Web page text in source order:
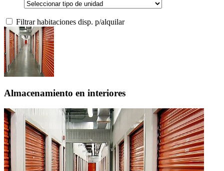
Filtrar habitaciones disp. p/alquilar
Almacenamiento en interiores